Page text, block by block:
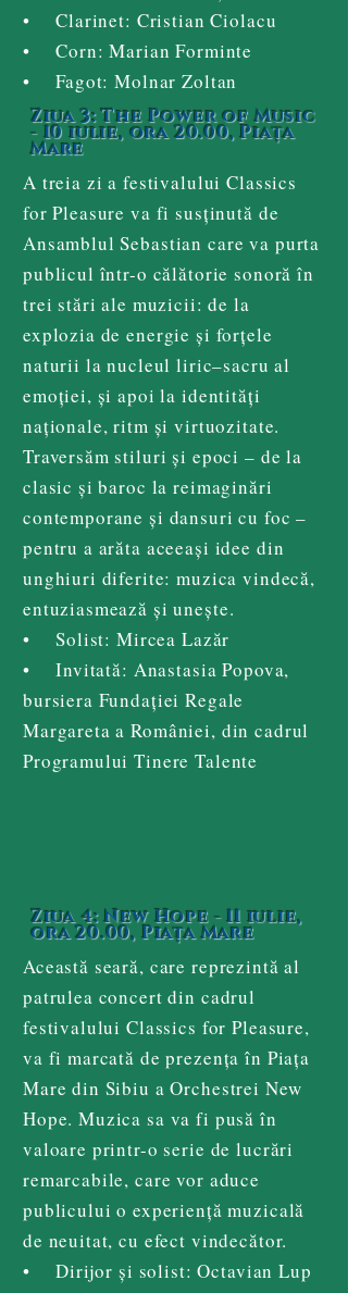
• Clarinet: Cristian Ciolacu
• Corn: Marian Forminte
• Fagot: Molnar Zoltan
Ziua 3: The Power of Music
- 10 iulie, ora 20.00, Piața
Mare
A treia zi a festivalului Classics
for Pleasure va fi susținută de
Ansamblul Sebastian care va purta
publicul într-o călătorie sonoră în
trei stări ale muzicii: de la
explozia de energie și forțele
naturii la nucleul liric–sacru al
emoției, și apoi la identități
naționale, ritm și virtuozitate.
Traversăm stiluri și epoci – de la
clasic și baroc la reimaginări
contemporane și dansuri cu foc –
pentru a arăta aceeași idee din
unghiuri diferite: muzica vindecă,
entuziasmează și unește.
• Solist: Mircea Lazăr
• Invitată: Anastasia Popova,
bursiera Fundației Regale
Margareta a României, din cadrul
Programului Tinere Talente
Ziua 4: New Hope - 11 iulie,
ora 20.00, Piața Mare
Această seară, care reprezintă al
patrulea concert din cadrul
festivalului Classics for Pleasure,
va fi marcată de prezența în Piața
Mare din Sibiu a Orchestrei New
Hope. Muzica sa va fi pusă în
valoare printr-o serie de lucrări
remarcabile, care vor aduce
publicului o experiență muzicală
de neuitat, cu efect vindecător.
• Dirijor și solist: Octavian Lup